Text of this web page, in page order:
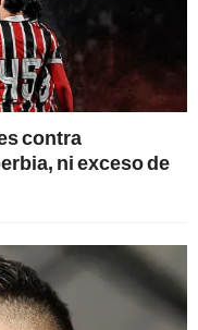
contra
ni exceso de